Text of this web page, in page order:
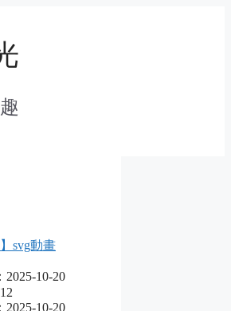
svg動畫
2025-10-20
2025-10-20